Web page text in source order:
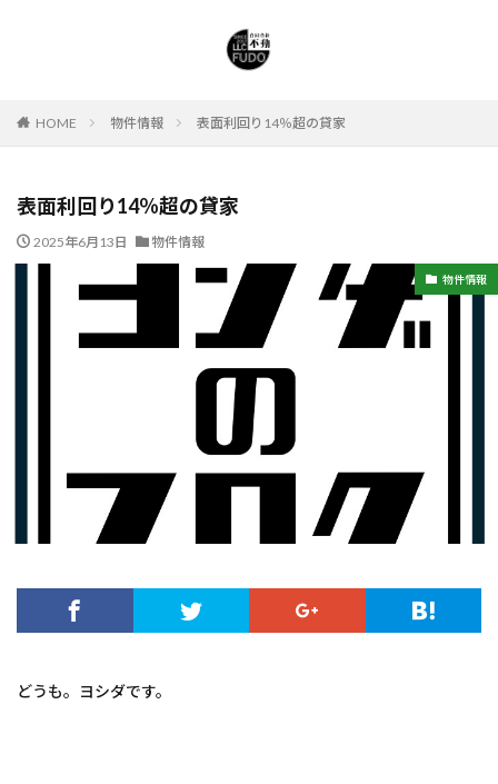
HOME 物件情報 表面利回り14％超の貸家
表面利回り14％超の貸家
2025年6月13日 物件情報
物件情報
どうも。ヨシダです。